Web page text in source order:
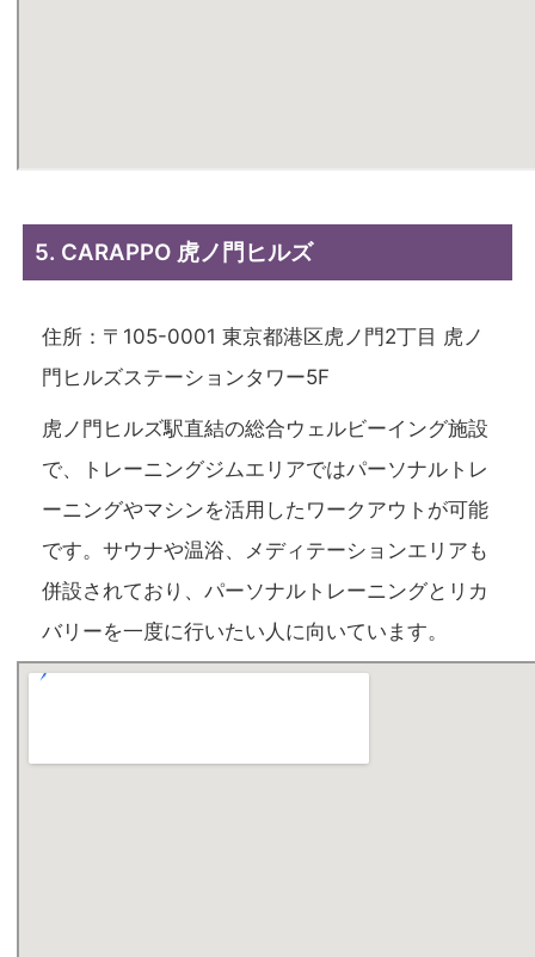
5. CARAPPO 虎ノ門ヒルズ
住所：〒105-0001 東京都港区虎ノ門2丁目 虎ノ
門ヒルズステーションタワー5F
虎ノ門ヒルズ駅直結の総合ウェルビーイング施設
で、トレーニングジムエリアではパーソナルトレ
ーニングやマシンを活用したワークアウトが可能
です。サウナや温浴、メディテーションエリアも
併設されており、パーソナルトレーニングとリカ
バリーを一度に行いたい人に向いています。